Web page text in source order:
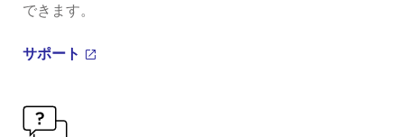
できます。
サポート